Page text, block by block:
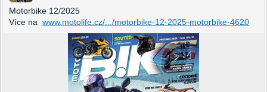
Motorbike 12/2025
Více na www.motolife.cz/.../motorbike-12-2025-motorbike-4620